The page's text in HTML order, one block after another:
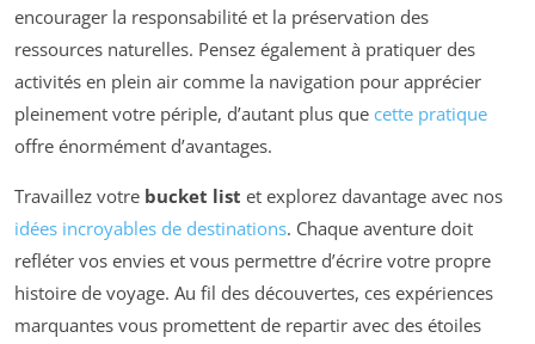
encourager la responsabilité et la préservation des
ressources naturelles. Pensez également à pratiquer des
activités en plein air comme la navigation pour apprécier
pleinement votre périple, d’autant plus que cette pratique
offre énormément d’avantages.
Travaillez votre bucket list et explorez davantage avec nos
idées incroyables de destinations. Chaque aventure doit
refléter vos envies et vous permettre d’écrire votre propre
histoire de voyage. Au fil des découvertes, ces expériences
marquantes vous promettent de repartir avec des étoiles